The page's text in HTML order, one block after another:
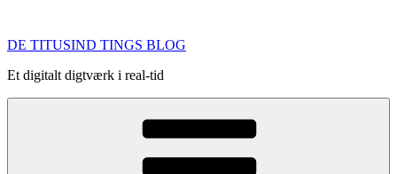
indhold
DE TITUSIND TINGS BLOG
Et digitalt digtværk i real-tid